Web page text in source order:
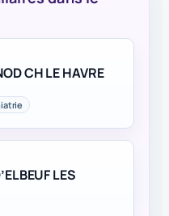
CH LE HAVRE
LES